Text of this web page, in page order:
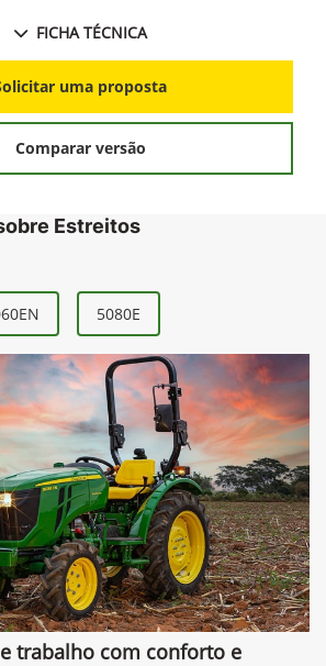
FICHA TÉCNICA
uma proposta
Comparar versão
Estreitos
5080E
trabalho com conforto e